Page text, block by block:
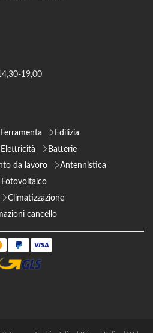
19,00
Ferramenta
Edilizia
Elettricità
Batterie
da lavoro
Antennistica
Fotovoltaico
Climatizzazione
cancello